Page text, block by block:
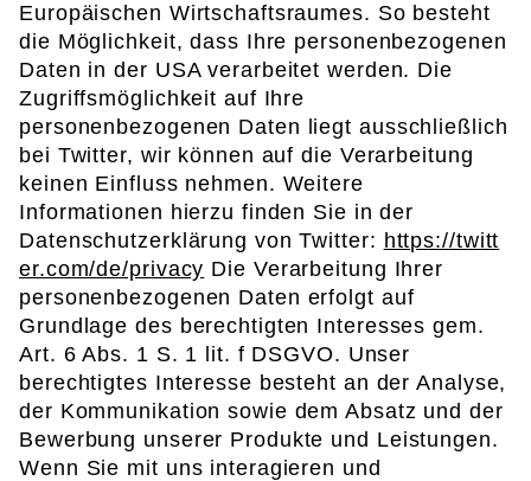
Europäischen Wirtschaftsraumes. So besteht
die Möglichkeit, dass Ihre personenbezogenen
Daten in der USA verarbeitet werden. Die
Zugriffsmöglichkeit auf Ihre
personenbezogenen Daten liegt ausschließlich
bei Twitter, wir können auf die Verarbeitung
keinen Einfluss nehmen. Weitere
Informationen hierzu finden Sie in der
Datenschutzerklärung von Twitter: https://twitt
er.com/de/privacy Die Verarbeitung Ihrer
personenbezogenen Daten erfolgt auf
Grundlage des berechtigten Interesses gem.
Art. 6 Abs. 1 S. 1 lit. f DSGVO. Unser
berechtigtes Interesse besteht an der Analyse,
der Kommunikation sowie dem Absatz und der
Bewerbung unserer Produkte und Leistungen.
Wenn Sie mit uns interagieren und